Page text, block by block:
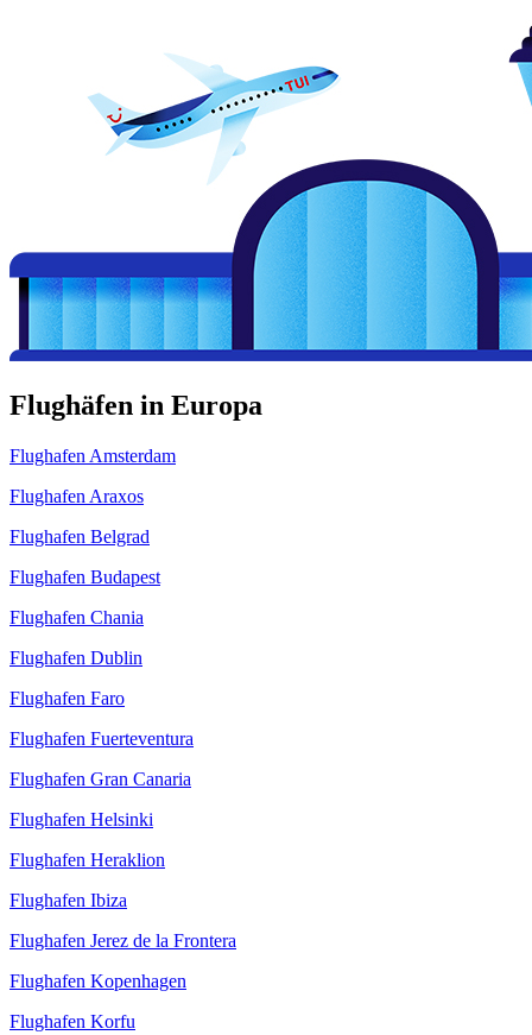
Flughäfen in Europa
Flughafen Amsterdam
Flughafen Araxos
Flughafen Belgrad
Flughafen Budapest
Flughafen Chania
Flughafen Dublin
Flughafen Faro
Flughafen Fuerteventura
Flughafen Gran Canaria
Flughafen Helsinki
Flughafen Heraklion
Flughafen Ibiza
Flughafen Jerez de la Frontera
Flughafen Kopenhagen
Flughafen Korfu